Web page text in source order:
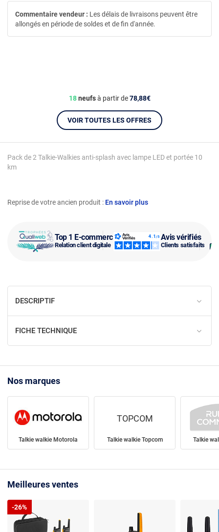
Top 1 E-commerce
Relation client digitale
Avis vérifiés
Clients satisfaits
Reprise de votre ancien produit : En savoir plus
Pack de 2 Talkie-Walkies anti-splash avec lampe LED et portée 10
km
18neufsà partir de78,88€
VOIR TOUTES LES OFFRES
Commentaire vendeur : Les délais de livraisons peuvent être
allongés en période de soldes et de fin d'année.
DESCRIPTIF
FICHE TECHNIQUE
Nos marques
Talkie walkie Motorola
TOPCOM
Talkie walkie Topcom Talkie
Meilleures ventes
-26%